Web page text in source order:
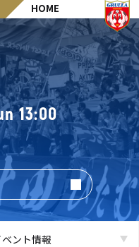
HOME
13:00
ベント情報